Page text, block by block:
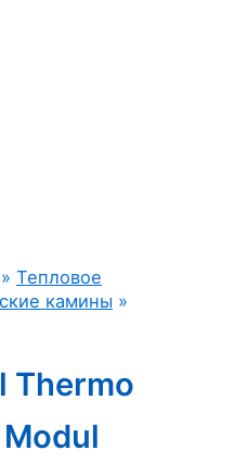
» Тепловое
камины »
Thermo